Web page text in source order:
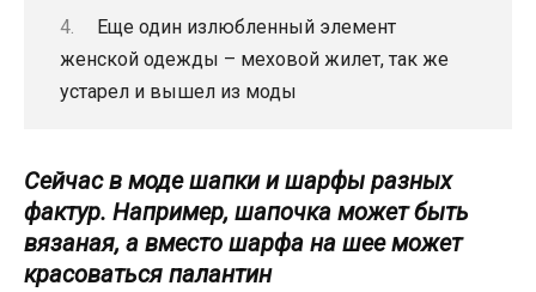
Еще один излюбленный элемент
женской одежды – меховой жилет, так же
устарел и вышел из моды
Сейчас в моде шапки и шарфы разных
фактур. Например, шапочка может быть
вязаная, а вместо шарфа на шее может
красоваться палантин